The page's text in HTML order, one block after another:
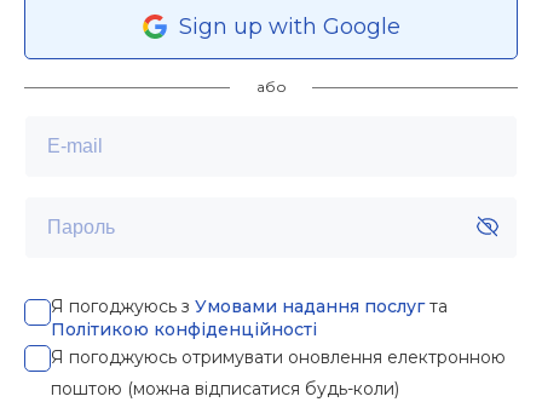
Sign up with Google
або
Я погоджуюсь з Умовами надання послуг та
Політикою конфіденційності
Я погоджуюсь отримувати оновлення електронною
поштою (можна відписатися будь-коли)